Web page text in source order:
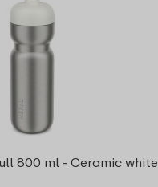
800 ml - Ceramic white